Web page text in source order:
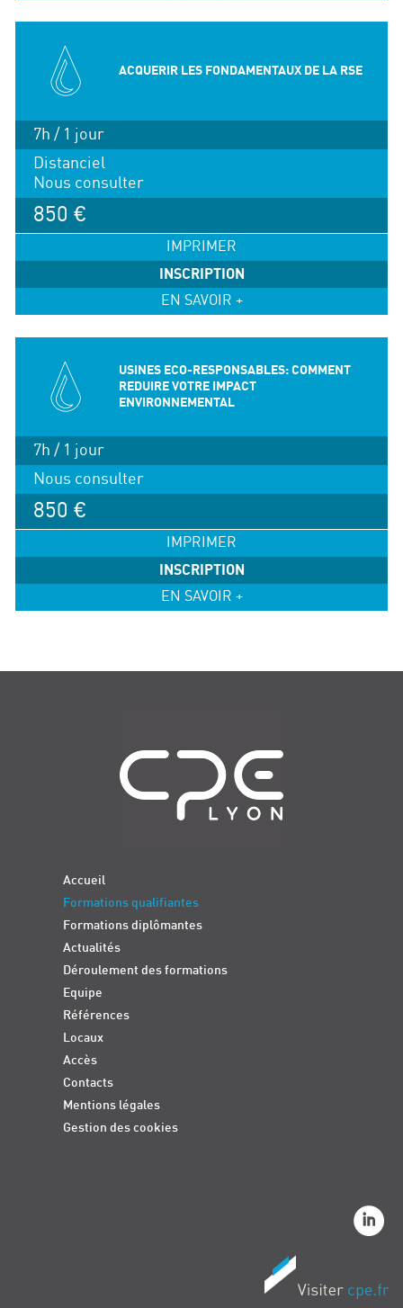
ACQUERIR LES FONDAMENTAUX DE LA RSE
7h / 1 jour
Distanciel
Nous consulter
850 €
IMPRIMER
INSCRIPTION
EN SAVOIR +
USINES ECO-RESPONSABLES: COMMENT
REDUIRE VOTRE IMPACT
ENVIRONNEMENTAL
7h / 1 jour
Nous consulter
850 €
IMPRIMER
INSCRIPTION
EN SAVOIR +
Accueil
Formations qualifiantes
Formations diplômantes
Actualités
Déroulement des formations
Equipe
Références
Locaux
Accès
Contacts
Mentions légales
Gestion des cookies